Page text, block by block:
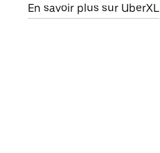
En savoir plus sur UberXL